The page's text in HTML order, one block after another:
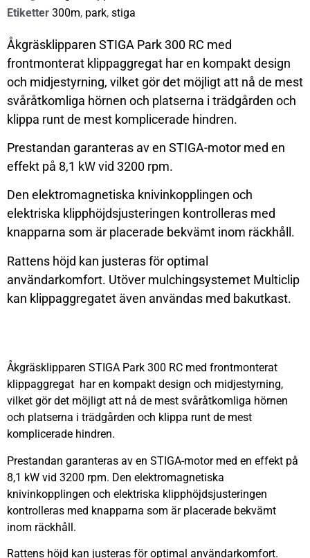
Etiketter 300m, park, stiga
Åkgräsklipparen STIGA Park 300 RC med
frontmonterat klippaggregat har en kompakt design
och midjestyrning, vilket gör det möjligt att nå de mest
svåråtkomliga hörnen och platserna i trädgården och
klippa runt de mest komplicerade hindren.
Prestandan garanteras av en STIGA-motor med en
effekt på 8,1 kW vid 3200 rpm.
Den elektromagnetiska knivinkopplingen och
elektriska klipphöjdsjusteringen kontrolleras med
knapparna som är placerade bekvämt inom räckhåll.
Rattens höjd kan justeras för optimal
användarkomfort. Utöver mulchingsystemet Multiclip
kan klippaggregatet även användas med bakutkast.
Åkgräsklipparen STIGA Park 300 RC med frontmonterat
klippaggregat har en kompakt design och midjestyrning,
vilket gör det möjligt att nå de mest svåråtkomliga hörnen
och platserna i trädgården och klippa runt de mest
komplicerade hindren.
Prestandan garanteras av en STIGA-motor med en effekt på
8,1 kW vid 3200 rpm. Den elektromagnetiska
knivinkopplingen och elektriska klipphöjdsjusteringen
kontrolleras med knapparna som är placerade bekvämt
inom räckhåll.
Rattens höjd kan justeras för optimal användarkomfort.